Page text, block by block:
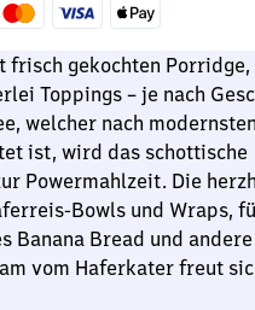
gekochten Porridge,
Toppings – je nach
welcher nach modernsten
ist, wird das schottische
Powermahlzeit. Die
Bowls und Wraps,
Banana Bread und andere
vom Haferkater freut